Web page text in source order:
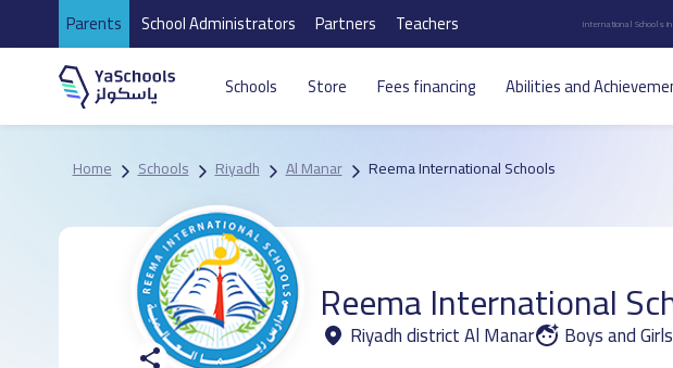
Parents School Administrators Partners Teachers International Schools
Schools Store Fees financing Abilities and
Home Schools Riyadh Al Manar Reema International Schools
Reema International
Riyadh district Al Manar Boys and Girls